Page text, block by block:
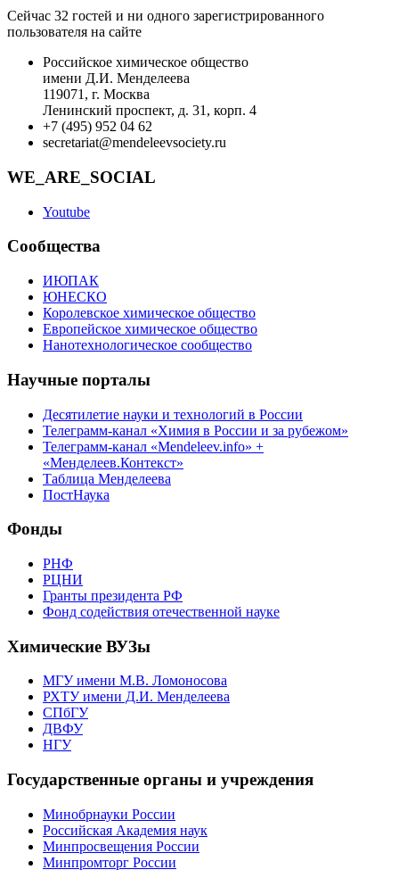
Сейчас 32 гостей и ни одного зарегистрированного
пользователя на сайте
Российское химическое общество
имени Д.И. Менделеева
119071, г. Москва
Ленинский проспект, д. 31, корп. 4
+7 (495) 952 04 62
secretariat@mendeleevsociety.ru
WE_ARE_SOCIAL
Youtube
Сообщества
ИЮПАК
ЮНЕСКО
Королевское химическое общество
Европейское химическое общество
Нанотехнологическое сообщество
Научные порталы
Десятилетие науки и технологий в России
Телеграмм-канал «Химия в России и за рубежом»
Телеграмм-канал «Mendeleev.info» +
«Менделеев.Контекст»
Таблица Менделеева
ПостНаука
Фонды
РНФ
РЦНИ
Гранты президента РФ
Фонд содействия отечественной науке
Химические ВУЗы
МГУ имени М.В. Ломоносова
РХТУ имени Д.И. Менделеева
СПбГУ
ДВФУ
НГУ
Государственные органы и учреждения
Минобрнауки России
Российская Академия наук
Минпросвещения России
Минпромторг России